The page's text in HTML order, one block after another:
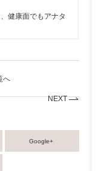
健康面でもアナタ
へ
NEXT
Google+